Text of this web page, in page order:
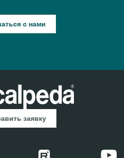
с нами
заявку